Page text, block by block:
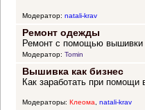
Модератор: natali-krav
Ремонт одежды
Ремонт с помощью вышивки
Модератор: Tomin
Вышивка как бизнес
Как заработать при помощи
Модераторы: Клеома, natali-krav